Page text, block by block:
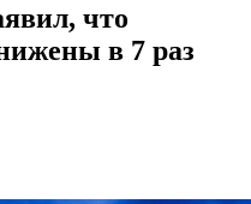
что
в 7 раз